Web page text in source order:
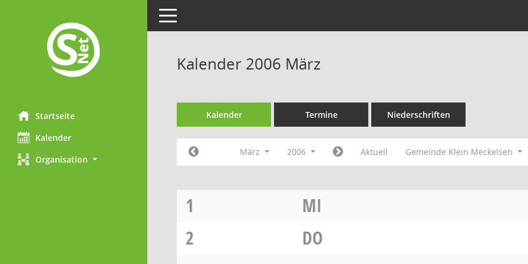
Startseite
Kalender
Organisation
Toggle navigation
Kalender 2006 März
Kalender Termine Niederschriften
März 2006 Aktuell Gemeinde Klein Meckelsen
1
MI
2
DO